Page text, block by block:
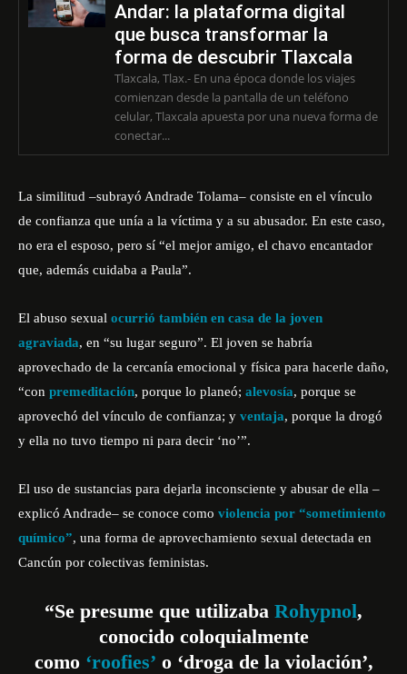
Andar: la plataforma digital
que busca transformar la
forma de descubrir Tlaxcala
Tlaxcala, Tlax.- En una época donde los viajes
comienzan desde la pantalla de un teléfono
celular, Tlaxcala apuesta por una nueva forma de
conectar...
La similitud –subrayó Andrade Tolama– consiste en el vínculo
de confianza que unía a la víctima y a su abusador. En este caso,
no era el esposo, pero sí “el mejor amigo, el chavo encantador
que, además cuidaba a Paula”.
El abuso sexual ocurrió también en casa de la joven
agraviada, en “su lugar seguro”. El joven se habría
aprovechado de la cercanía emocional y física para hacerle daño,
“con premeditación, porque lo planeó; alevosía, porque se
aprovechó del vínculo de confianza; y ventaja, porque la drogó
y ella no tuvo tiempo ni para decir ‘no’”.
El uso de sustancias para dejarla inconsciente y abusar de ella –
explicó Andrade– se conoce como violencia por “sometimiento
químico”, una forma de aprovechamiento sexual detectada en
Cancún por colectivas feministas.
“Se presume que utilizaba Rohypnol,
conocido coloquialmente
como ‘roofies’ o ‘droga de la violación’,